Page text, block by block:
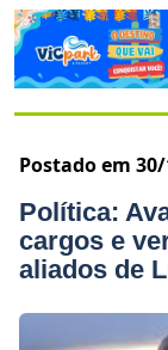
Postado em
Política:
cargos e
aliados de